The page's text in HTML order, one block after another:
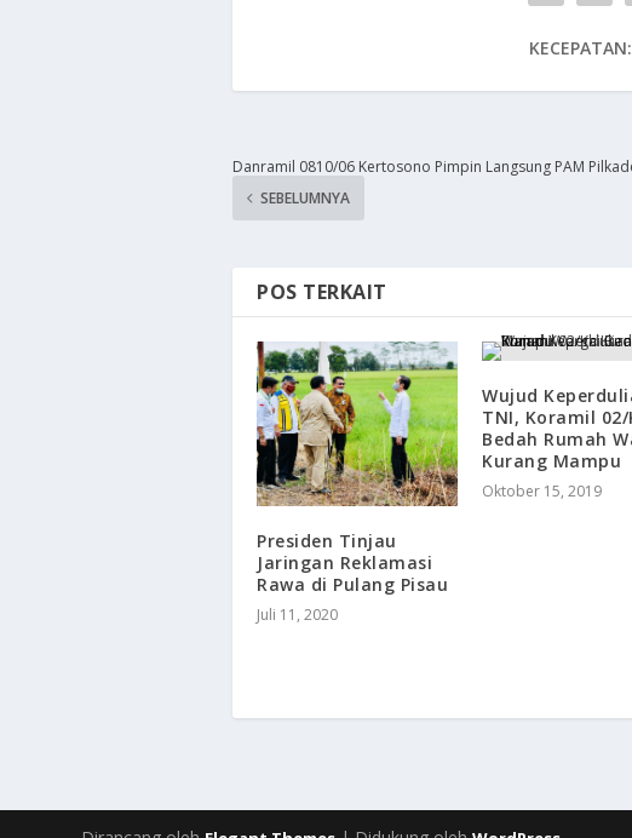
KECEPATAN:
​Danramil 0810/06 Kertosono Pimpin Langsung PAM
SEBELUMNYA
POS TERKAIT
Presiden Tinjau
Jaringan Reklamasi
Rawa di Pulang Pisau
Juli 11, 2020
Wujud
TNI, Koramil 02/
Bedah Rumah
Kurang Mampu
Oktober 15, 2019